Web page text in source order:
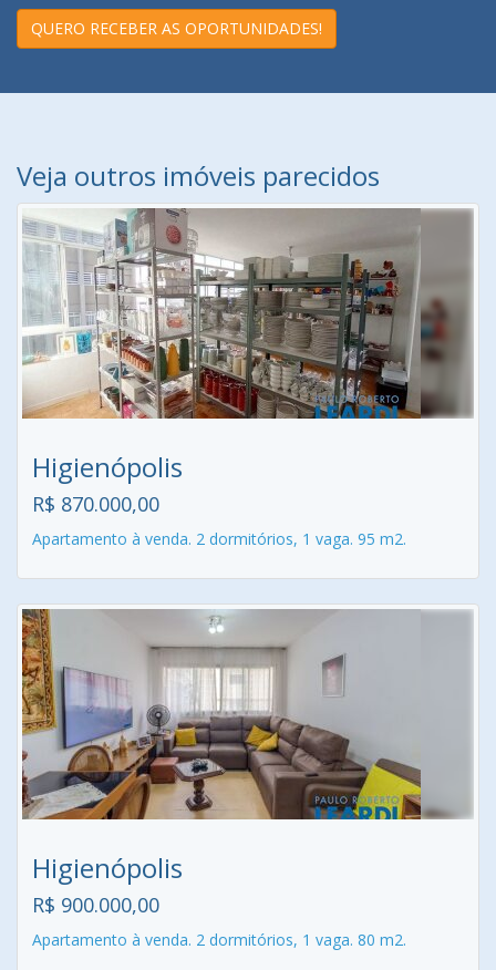
QUERO RECEBER AS OPORTUNIDADES!
Veja outros imóveis parecidos
Higienópolis
R$ 870.000,00
Apartamento à venda. 2 dormitórios, 1 vaga. 95 m2.
Higienópolis
R$ 900.000,00
Apartamento à venda. 2 dormitórios, 1 vaga. 80 m2.